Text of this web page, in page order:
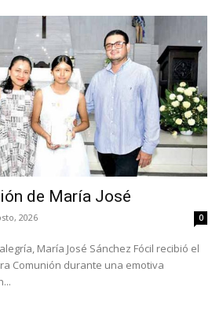
de María José
2026 0
María José Sánchez Fócil recibió el
Comunión durante una emotiva